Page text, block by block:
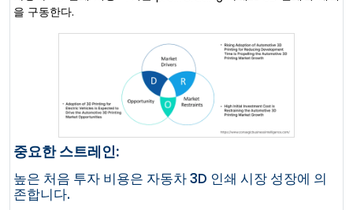
을 구동한다.
중요한 스트레인:
높은 처음 투자 비용은 자동차 3D 인쇄 시장 성장에 의
존합니다.